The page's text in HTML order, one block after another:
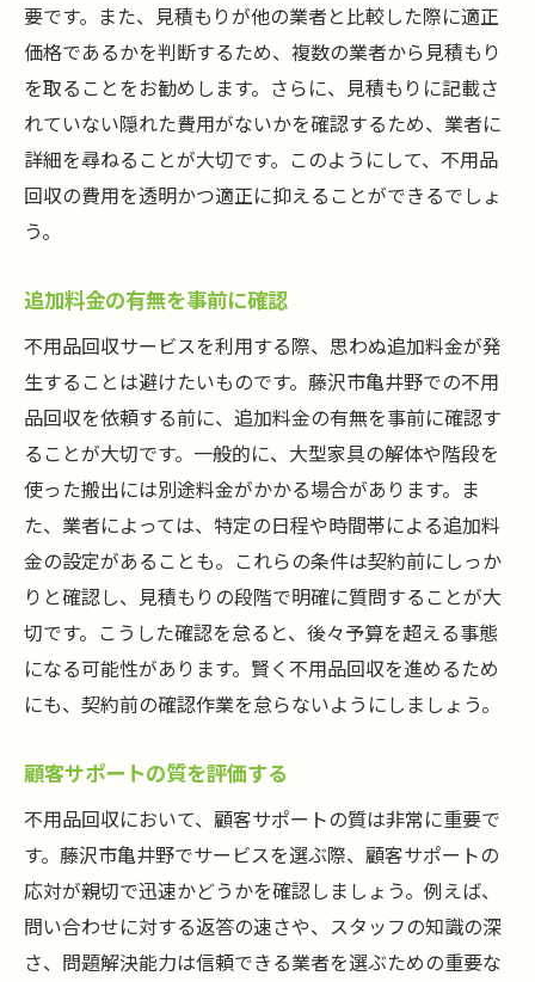
要です。また、見積もりが他の業者と比較した際に適正
価格であるかを判断するため、複数の業者から見積もり
を取ることをお勧めします。さらに、見積もりに記載さ
れていない隠れた費用がないかを確認するため、業者に
詳細を尋ねることが大切です。このようにして、不用品
回収の費用を透明かつ適正に抑えることができるでしょ
う。
追加料金の有無を事前に確認
不用品回収サービスを利用する際、思わぬ追加料金が発
生することは避けたいものです。藤沢市亀井野での不用
品回収を依頼する前に、追加料金の有無を事前に確認す
ることが大切です。一般的に、大型家具の解体や階段を
使った搬出には別途料金がかかる場合があります。ま
た、業者によっては、特定の日程や時間帯による追加料
金の設定があることも。これらの条件は契約前にしっか
りと確認し、見積もりの段階で明確に質問することが大
切です。こうした確認を怠ると、後々予算を超える事態
になる可能性があります。賢く不用品回収を進めるため
にも、契約前の確認作業を怠らないようにしましょう。
顧客サポートの質を評価する
不用品回収において、顧客サポートの質は非常に重要で
す。藤沢市亀井野でサービスを選ぶ際、顧客サポートの
応対が親切で迅速かどうかを確認しましょう。例えば、
問い合わせに対する返答の速さや、スタッフの知識の深
さ、問題解決能力は信頼できる業者を選ぶための重要な